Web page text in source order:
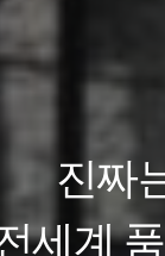
알루미
금속의